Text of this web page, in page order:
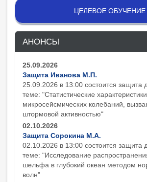
ЦЕЛЕВОЕ ОБУЧЕНИЕ
АНОНСЫ
25.09.2026
Защита Иванова М.П.
25.09.2026 в 13:00 состоится защита
теме: "Статистические характеристики
микросейсмических колебаний,
штормовой активностью"
02.10.2026
Защита Сорокина М.А.
02.10.2026 в 13:00 состоится защита
теме: "Исследование
шельфа в глубокий океан методом
волн"